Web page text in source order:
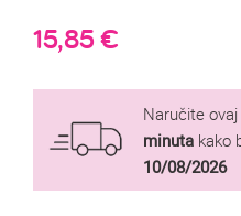
15,85€
Naručite
minuta kako
10/08/2026